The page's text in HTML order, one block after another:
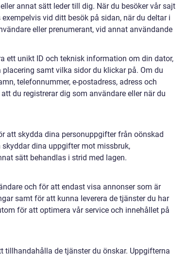
annat sätt leder till dig. När du besöker vår sajt
vid ditt besök på sidan, när du deltar i
eller prenumerant, vid annat användande
ett unikt ID och teknisk information om din dator,
samt vilka sidor du klickar på. Om du
telefonnummer, e-postadress, adress och
du registrerar dig som användare eller när du
att skydda dina personuppgifter från oönskad
dina uppgifter mot missbruk,
sätt behandlas i strid med lagen.
och för att endast visa annonser som är
samt för att kunna leverera de tjänster du har
för att optimera vår service och innehållet på
de tjänster du önskar. Uppgifterna